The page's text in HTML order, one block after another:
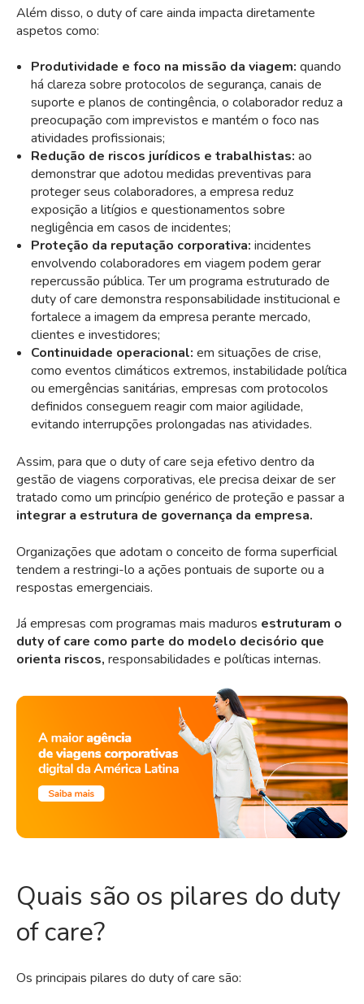
Além disso, o duty of care ainda impacta diretamente
aspetos como:
Produtividade e foco na missão da viagem: quando
há clareza sobre protocolos de segurança, canais de
suporte e planos de contingência, o colaborador reduz a
preocupação com imprevistos e mantém o foco nas
atividades profissionais;
Redução de riscos jurídicos e trabalhistas: ao
demonstrar que adotou medidas preventivas para
proteger seus colaboradores, a empresa reduz
exposição a litígios e questionamentos sobre
negligência em casos de incidentes;
Proteção da reputação corporativa: incidentes
envolvendo colaboradores em viagem podem gerar
repercussão pública. Ter um programa estruturado de
duty of care demonstra responsabilidade institucional e
fortalece a imagem da empresa perante mercado,
clientes e investidores;
Continuidade operacional: em situações de crise,
como eventos climáticos extremos, instabilidade política
ou emergências sanitárias, empresas com protocolos
definidos conseguem reagir com maior agilidade,
evitando interrupções prolongadas nas atividades.
Assim, para que o duty of care seja efetivo dentro da
gestão de viagens corporativas, ele precisa deixar de ser
tratado como um princípio genérico de proteção e passar a
integrar a estrutura de governança da empresa.
Organizações que adotam o conceito de forma superficial
tendem a restringi-lo a ações pontuais de suporte ou a
respostas emergenciais.
Já empresas com programas mais maduros estruturam o
duty of care como parte do modelo decisório que
orienta riscos, responsabilidades e políticas internas.
Quais são os pilares do duty
of care?
Os principais pilares do duty of care são: